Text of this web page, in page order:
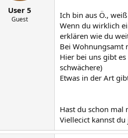
User 5
Guest
Ich bin aus Ö.,
Wenn du wirklich
erklären wie du
Bei Wohnungsamt
Hier bei uns gibt
schwächere)
Etwas in der Art
Hast du schon mal
Viellecict kannst